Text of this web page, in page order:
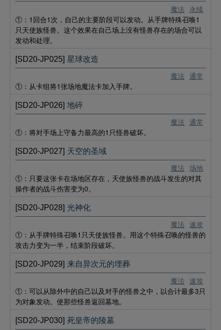
魔法 永续
①：1回合1次，自己的主要阶段可以发动。从手牌特殊召唤1
只天使族怪兽。这个效果在自己场上没有怪兽存在的场合可以
发动和处理。
魔法 通常
[SD20-JP025] 星球改造
①：从卡组将1张场地魔法卡加入手牌。
魔法 通常
[SD20-JP026] 地碎
①：将对手场上守备力最高的1只怪兽破坏。
魔法 场地
[SD20-JP027] 天空的圣域
①：只要这张卡在场地区存在，天使族怪兽的战斗发生的对其
操作者的战斗伤害变为0。
魔法 速攻
[SD20-JP028] 光神化
①：从手牌特殊召唤1只天使族怪兽。用这个特殊召唤的怪兽的
攻击力变为一半，结束阶段破坏。
魔法 速攻
[SD20-JP029] 来自异次元的埋葬
①：可以从除外中的自己以及对手的怪兽之中，以合计最多3只
为对象发动。使那些怪兽返回墓地。
[SD20-JP030] 死皇帝的陵墓